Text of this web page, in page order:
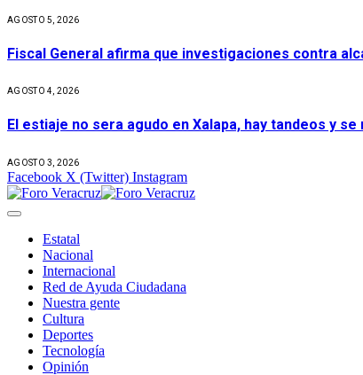
AGOSTO 5, 2026
Fiscal General afirma que investigaciones contra
AGOSTO 4, 2026
El estiaje no sera agudo en Xalapa, hay tandeos y
AGOSTO 3, 2026
Facebook X (Twitter) Instagram
Estatal
Nacional
Internacional
Red de Ayuda Ciudadana
Nuestra gente
Cultura
Deportes
Tecnología
Opinión